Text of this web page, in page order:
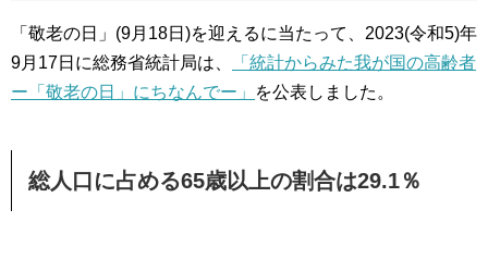
「敬老の日」(9月18日)を迎えるに当たって、2023(令和5)年
9月17日に総務省統計局は、
「統計からみた我が国の高齢者
ー「敬老の日」にちなんでー」
を公表しました。
総人口に占める65歳以上の割合は29.1％